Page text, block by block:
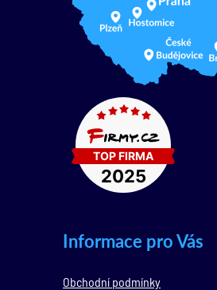
Informace pro Vás
Obchodní podmínky